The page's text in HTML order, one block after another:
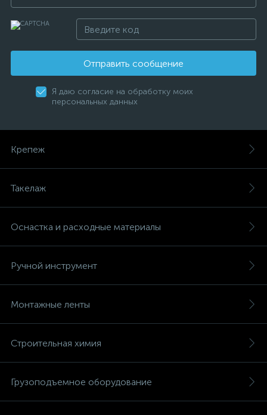
Отправить сообщение
Я даю согласие на обработку моих
персональных данных
Крепеж
Такелаж
Оснастка и расходные материалы
Ручной инструмент
Монтажные ленты
Строительная химия
Грузоподъемное оборудование